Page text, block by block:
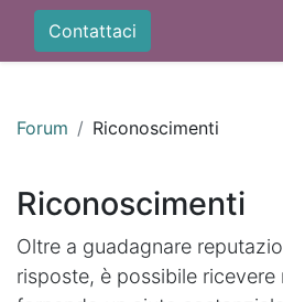
Contattaci
Forum Riconoscimenti
Riconoscimenti
Oltre a guadagnare
risposte, è possibile ricevere